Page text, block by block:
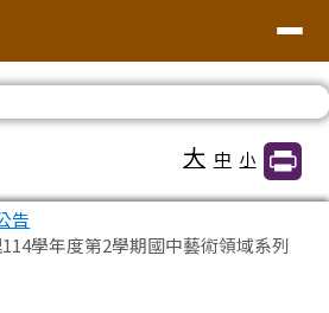
大 中 小
告
學年度第2學期國中藝術領域系列